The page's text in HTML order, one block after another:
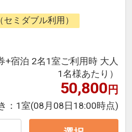
と宿泊がセットになっ
ドの＜食事なし＞プラ
宿泊を自由に組み合わせ
ナミックパッケージだか
滞在はもちろん周遊旅行
の1泊だけの宿泊や延
なども自由自在です。
ミダブル利用）
+宿泊 2名1室ご利用時 大人
1名様あたり）
50,800円
： 1室(08月08日18:00時点)